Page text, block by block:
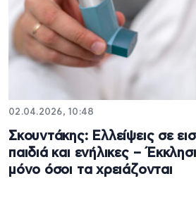
02.04.2026, 10:48
Σκουντάκης: Ελλείψεις σε
παιδιά και ενήλικες –
μόνο όσοι τα χρειάζονται